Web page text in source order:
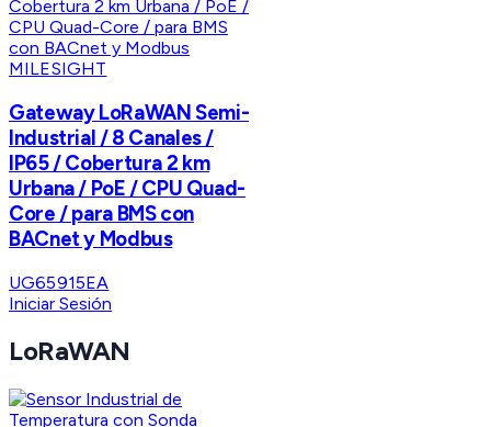
MILESIGHT
Gateway LoRaWAN Semi-
Industrial / 8 Canales /
IP65 / Cobertura 2 km
Urbana / PoE / CPU Quad-
Core / para BMS con
BACnet y Modbus
UG65915EA
Iniciar Sesión
LoRaWAN